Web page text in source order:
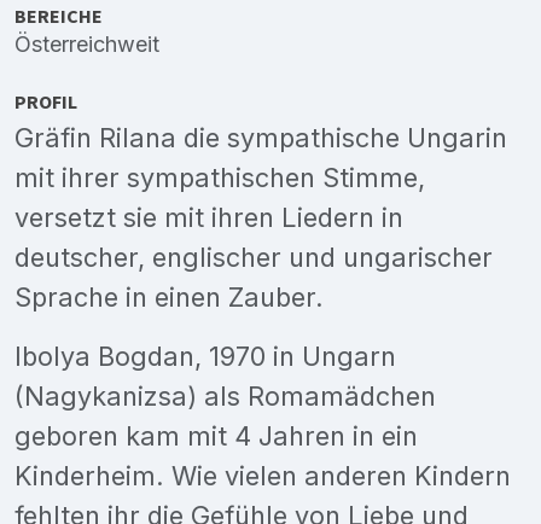
BEREICHE
Österreichweit
PROFIL
Gräfin Rilana die sympathische Ungarin
mit ihrer sympathischen Stimme,
versetzt sie mit ihren Liedern in
deutscher, englischer und ungarischer
Sprache in einen Zauber.
Ibolya Bogdan, 1970 in Ungarn
(Nagykanizsa) als Romamädchen
geboren kam mit 4 Jahren in ein
Kinderheim. Wie vielen anderen Kindern
fehlten ihr die Gefühle von Liebe und